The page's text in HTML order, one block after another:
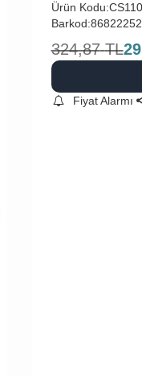
Ürün Kodu:
Barkod:
324,87 TL
Fiyat Alarmı